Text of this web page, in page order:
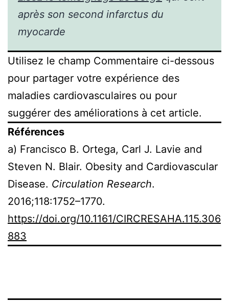
après son second infarctus du
myocarde
Utilisez le champ Commentaire ci-dessous
pour partager votre expérience des
maladies cardiovasculaires ou pour
suggérer des améliorations à cet article.
Références
a) Francisco B. Ortega, Carl J. Lavie and
Steven N. Blair. Obesity and Cardiovascular
Disease. Circulation Research.
2016;118:1752–1770.
https://doi.org/10.1161/CIRCRESAHA.115.306
883